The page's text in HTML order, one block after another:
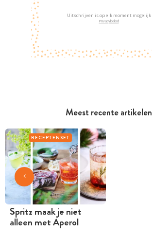
Meest recente artikelen
RECEPTENSET
Spritz maak je niet
alleen met Aperol
Uitschrijven is op elk moment mogelijk
Privacybeleid